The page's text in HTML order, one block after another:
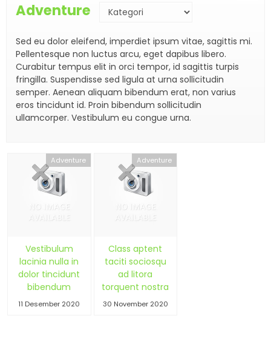
Adventure
Sed eu dolor eleifend, imperdiet ipsum vitae, sagittis mi.
Pellentesque non luctus arcu, eget dapibus libero.
Curabitur tempus elit in orci tempor, id sagittis turpis
fringilla. Suspendisse sed ligula at urna sollicitudin
semper. Aenean aliquam bibendum erat, non varius
eros tincidunt id. Proin bibendum sollicitudin
ullamcorper. Vestibulum eu congue urna.
Adventure
Vestibulum
lacinia nulla in
dolor tincidunt
bibendum
11 Desember 2020
Adventure
Class aptent
taciti sociosqu
ad litora
torquent nostra
30 November 2020